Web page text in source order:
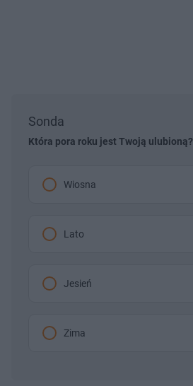
Sonda
Która pora roku jest Twoją ulubioną?
Wiosna
Lato
Jesień
Zima